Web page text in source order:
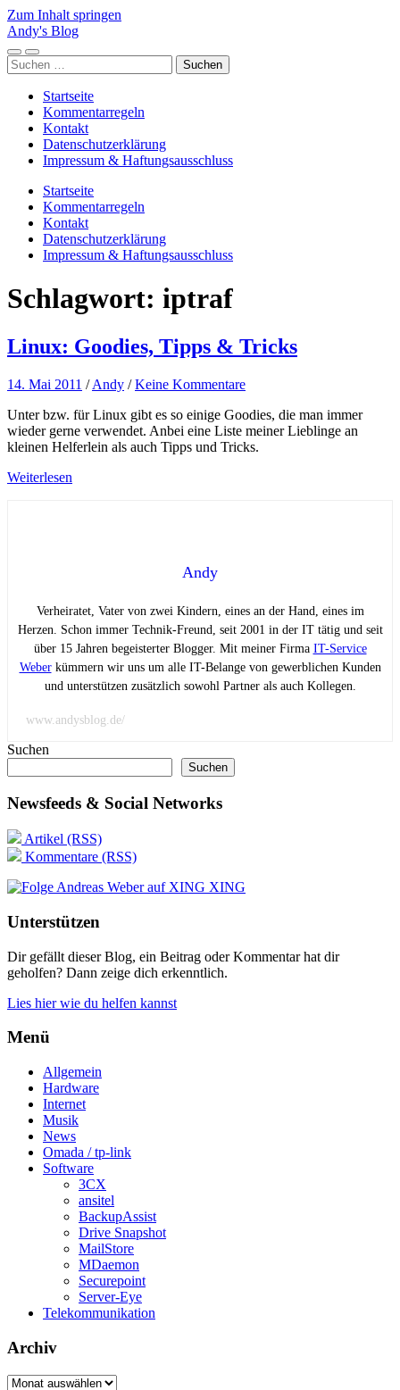
Zum Inhalt springen
Andy's Blog
Mobile-
Menü
Suchfeld
ein-/ausblenden
Suchen
nach:
Startseite
Kommentarregeln
Kontakt
Datenschutzerklärung
Impressum & Haftungsausschluss
Startseite
Kommentarregeln
Kontakt
Datenschutzerklärung
Impressum & Haftungsausschluss
Schlagwort: iptraf
Linux: Goodies, Tipps & Tricks
14. Mai 2011 /Andy /Keine Kommentare
Unter bzw. für Linux gibt es so einige Goodies, die man immer
wieder gerne verwendet. Anbei eine Liste meiner Lieblinge an
kleinen Helferlein als auch Tipps und Tricks.
Weiterlesen
Andy
Verheiratet, Vater von zwei Kindern, eines an der Hand, eines im
Herzen. Schon immer Technik-Freund, seit 2001 in der IT tätig und seit
über 15 Jahren begeisterter Blogger. Mit meiner Firma IT-Service
Weberkümmern wir uns um alle IT-Belange von gewerblichen Kunden
und unterstützen zusätzlich sowohl Partner als auch Kollegen.
www.andysblog.de/
Suchen
Suchen
Newsfeeds & Social Networks
Artikel (RSS)
Kommentare (RSS)
XING
Unterstützen
Dir gefällt dieser Blog, ein Beitrag oder Kommentar hat dir
geholfen? Dann zeige dich erkenntlich.
Lies hier wie du helfen kannst
Menü
Allgemein
Hardware
Internet
Musik
News
Omada / tp-link
Software
3CX
ansitel
BackupAssist
Drive Snapshot
MailStore
MDaemon
Securepoint
Server-Eye
Telekommunikation
Archiv
Archiv